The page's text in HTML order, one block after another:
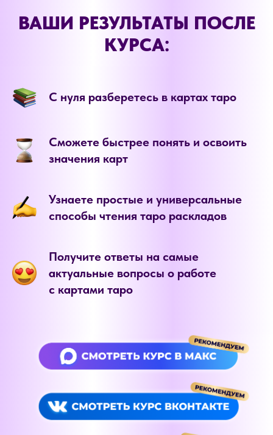
ВАШИ РЕЗУЛЬТАТЫ ПОСЛЕ
КУРСА:
С нуля разберетесь в картах таро
Сможете быстрее понять и освоить
значения карт
Узнаете простые и универсальные
способы чтения таро раскладов
Получите ответы на самые
актуальные вопросы о работе
с картами таро